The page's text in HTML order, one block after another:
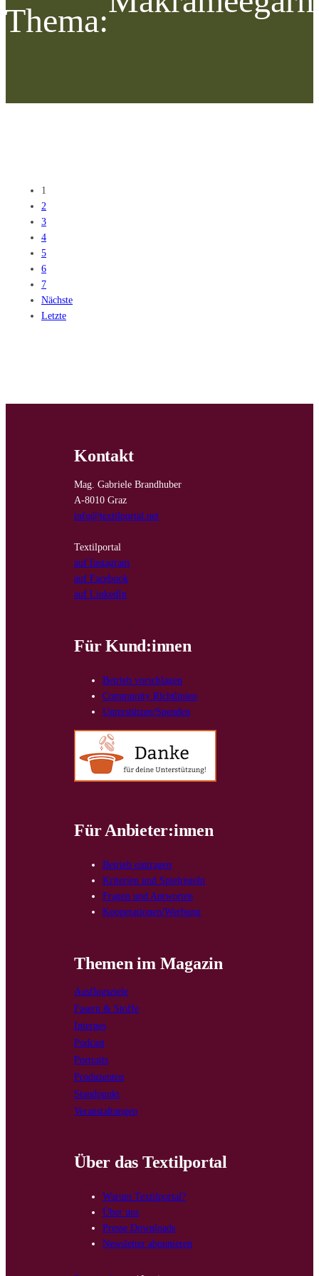
Thema:
1
2
3
4
5
6
7
Nächste
Letzte
Kontakt
Mag. Gabriele Brandhuber
A-8010 Graz
info@textilportal.net
Textilportal
auf Instagram
auf Facebook
auf LinkedIn
Für Kund:innen
Betrieb vorschlagen
Community Richtlinien
Unterstützen/Spenden
Für Anbieter:innen
Betrieb eintragen
Kriterien und Spielregeln
Fragen und Antworten
Kooperationen/Werbung
Themen im Magazin
Ausflugsziele
Fasern & Stoffe
Internes
Podcast
Portraits
Produzenten
Standpunkt
Veranstaltungen
Über das Textilportal
Warum Textilportal?
Über uns
Presse Downloads
Newsletter abonnieren